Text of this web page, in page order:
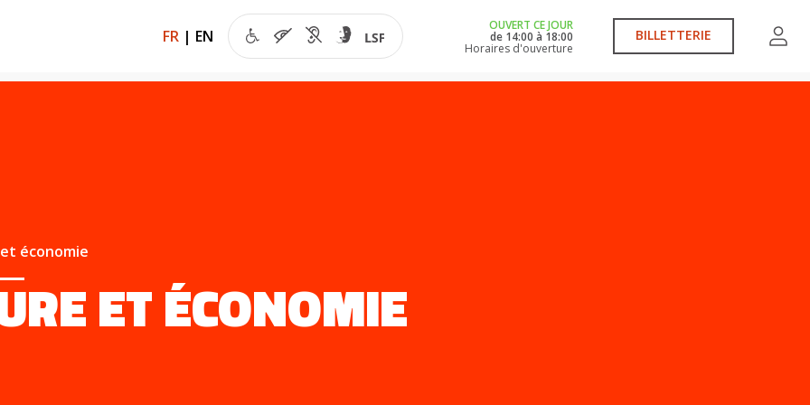
FR | EN
OUVERT CE JOUR
de 14:00 à 18:00
Horaires d'ouverture
BILLETTERIE
économie
ET ÉCONOMIE